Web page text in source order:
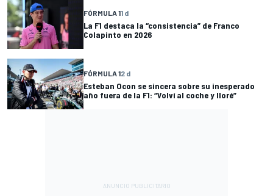
FÓRMULA 11 d
La F1 destaca la “consistencia” de Franco
Colapinto en 2026
FÓRMULA 12 d
Esteban Ocon se sincera sobre su inesperado
año fuera de la F1: “Volví al coche y lloré”